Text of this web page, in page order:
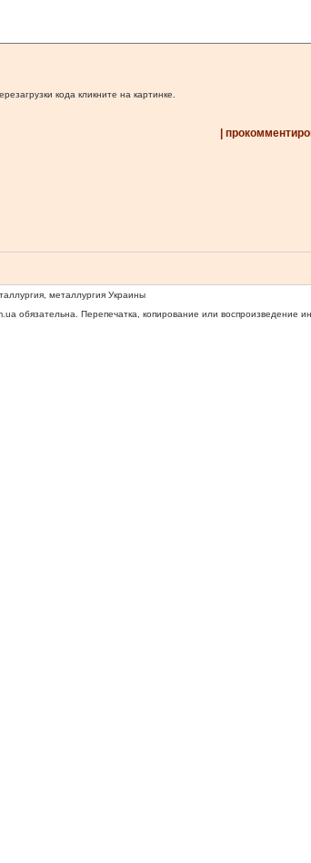
кода кликните на картинке.
|
металлургия Украины
обязательна. Перепечатка, копирование или воспроизведение